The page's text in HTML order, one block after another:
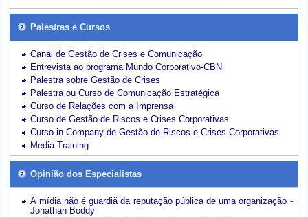
Palestras e Cursos
Canal de Gestão de Crises e Comunicação
Entrevista ao programa Mundo Corporativo-CBN
Palestra sobre Gestão de Crises
Palestra ou Curso de Comunicação Estratégica
Curso de Relações com a Imprensa
Curso de Gestão de Riscos e Crises Corporativas
Curso in Company de Gestão de Riscos e Crises Corporativas
Media Training
Opinião dos Especialistas
A mídia não é guardiã da reputação pública de uma organização -
Jonathan Boddy